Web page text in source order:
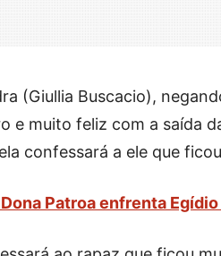
(Giullia Buscacio),
e muito feliz com a saída
confessará a ele que
Patroa enfrenta